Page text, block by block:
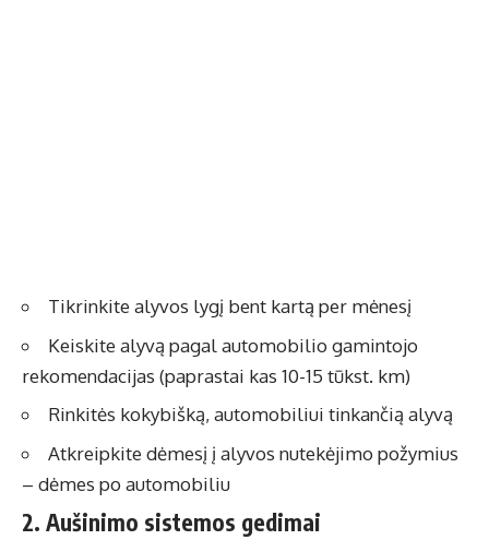
Tikrinkite alyvos lygį bent kartą per mėnesį
Keiskite alyvą pagal automobilio gamintojo
rekomendacijas (paprastai kas 10-15 tūkst. km)
Rinkitės kokybišką, automobiliui tinkančią alyvą
Atkreipkite dėmesį į alyvos nutekėjimo požymius
– dėmes po automobiliu
2. Aušinimo sistemos gedimai